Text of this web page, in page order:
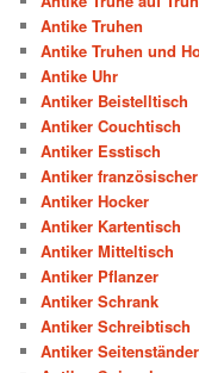
Antike Truhen
Antike Truhen und
Antike Uhr
Antiker Beistelltisch
Antiker Couchtisch
Antiker Esstisch
Antiker
Antiker Hocker
Antiker Kartentisch
Antiker Mitteltisch
Antiker Pflanzer
Antiker Schrank
Antiker Schreibtisch
Antiker